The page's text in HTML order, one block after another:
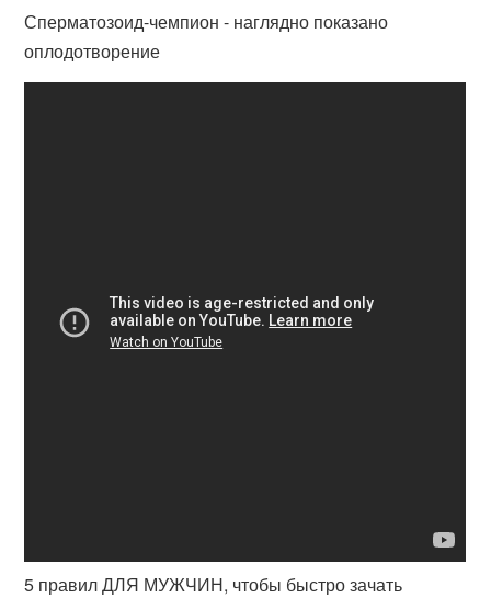
Сперматозоид-чемпион - наглядно показано
оплодотворение
5 правил ДЛЯ МУЖЧИН, чтобы быстро зачать